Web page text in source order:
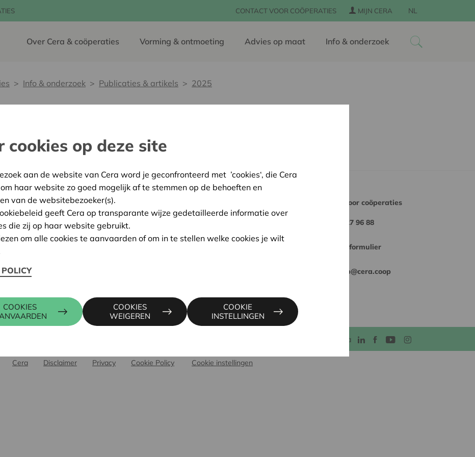
CONTACT VOOR COÖPERATIES MIJN CERA NL
Over Cera & coöperaties Vorming & ontmoeting Advies op maat Info & onderzoek
Info & onderzoek Publicaties & artikels 2025
voor coöperaties
Cera en coöperaties
op maat
& ontmoeting
Cera voor particulieren/vennoten
Contact enkel voor coöperaties
+32 16 27 96 88
Contactformulier
infocoop@cera.coop
Sociale media
Cera Disclaimer Privacy Cookie Policy Cookie instellingen
cookies op deze site
aan de website van Cera word je geconfronteerd met ’cookies‘, die Cera
haar website zo goed mogelijk af te stemmen op de behoeften en
van de websitebezoeker(s).
geeft Cera op transparante wijze gedetailleerde informatie over
die zij op haar website gebruikt.
om alle cookies te aanvaarden of om in te stellen welke cookies je wilt
COOKIES
COOKIES
WEIGEREN
COOKIE
INSTELLINGEN